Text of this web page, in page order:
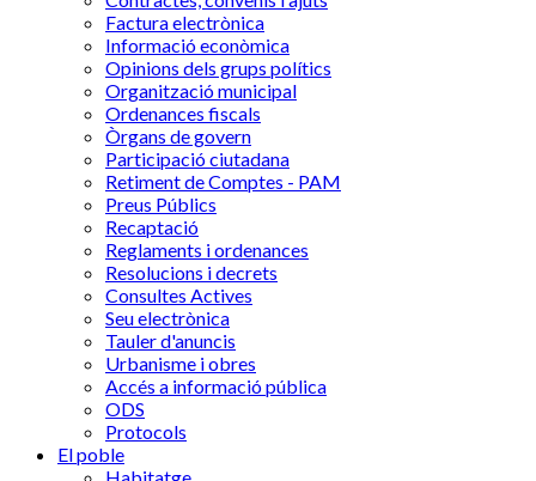
Factura electrònica
Informació econòmica
Opinions dels grups polítics
Organització municipal
Ordenances fiscals
Òrgans de govern
Participació ciutadana
Retiment de Comptes - PAM
Preus Públics
Recaptació
Reglaments i ordenances
Resolucions i decrets
Consultes Actives
Seu electrònica
Tauler d'anuncis
Urbanisme i obres
Accés a informació pública
ODS
Protocols
El poble